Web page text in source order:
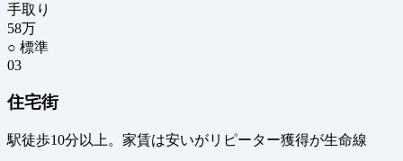
手取り
58万
○ 標準
03
住宅街
駅徒歩10分以上。家賃は安いがリピーター獲得が生命線